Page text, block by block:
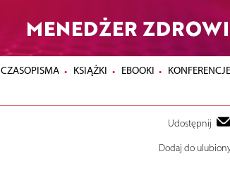
MENEDŻER
CZASOPISMA KSIĄŻKI EBOOKI
Udostępnij
Dodaj do